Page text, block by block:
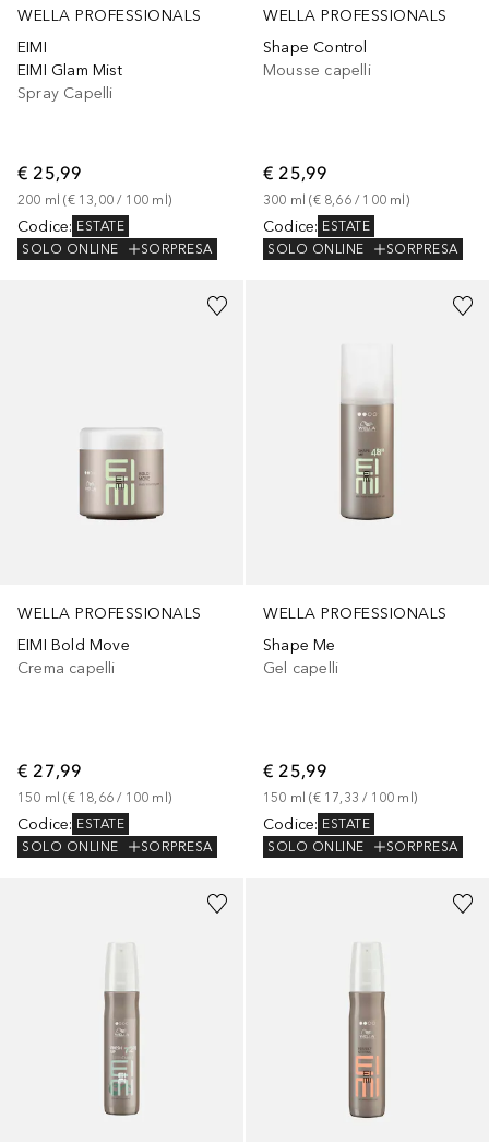
WELLA PROFESSIONALS
EIMI
EIMI Glam Mist
Spray Capelli
€ 25,99
200 ml (€ 13,00 / 100 ml)
Codice: ESTATE
SOLO ONLINE
SORPRESA
WELLA PROFESSIONALS
Shape Control
Mousse capelli
€ 25,99
300 ml (€ 8,66 / 100 ml)
Codice: ESTATE
SOLO ONLINE
SORPRESA
WELLA PROFESSIONALS
EIMI Bold Move
Crema capelli
€ 27,99
150 ml (€ 18,66 / 100 ml)
Codice: ESTATE
SOLO ONLINE
SORPRESA
WELLA PROFESSIONALS
Shape Me
Gel capelli
€ 25,99
150 ml (€ 17,33 / 100 ml)
Codice: ESTATE
SOLO ONLINE
SORPRESA